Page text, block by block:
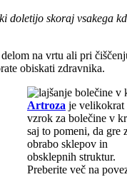
doletijo skoraj vsakega
na vrtu ali pri
obiskati zdravnika.
Artroza je velikokrat
vzrok za bolečine v
saj to pomeni, da gre
obrabo sklepov in
obsklepnih struktur.
Preberite več na